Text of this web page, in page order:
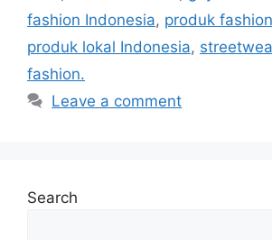
fashion Indonesia, produk
produk lokal Indonesia,
fashion.
Leave a comment
Search